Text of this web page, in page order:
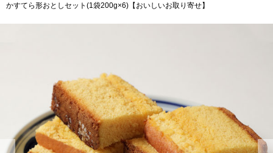
かすてら形おとしセット(1袋200g×6)【おいしいお取り寄せ】